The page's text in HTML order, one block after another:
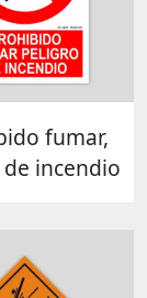
fumar,
incendio